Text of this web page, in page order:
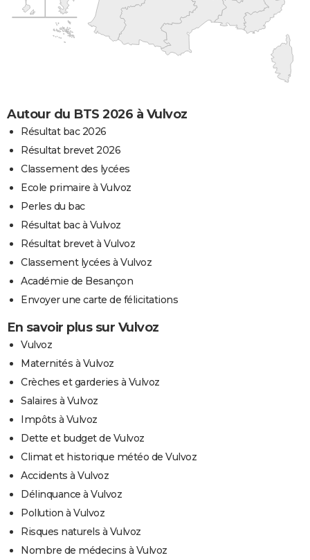
Autour du BTS 2026 à Vulvoz
Résultat bac 2026
Résultat brevet 2026
Classement des lycées
Ecole primaire à Vulvoz
Perles du bac
Résultat bac à Vulvoz
Résultat brevet à Vulvoz
Classement lycées à Vulvoz
Académie de Besançon
Envoyer une carte de félicitations
En savoir plus sur Vulvoz
Vulvoz
Maternités à Vulvoz
Crèches et garderies à Vulvoz
Salaires à Vulvoz
Impôts à Vulvoz
Dette et budget de Vulvoz
Climat et historique météo de Vulvoz
Accidents à Vulvoz
Délinquance à Vulvoz
Pollution à Vulvoz
Risques naturels à Vulvoz
Nombre de médecins à Vulvoz